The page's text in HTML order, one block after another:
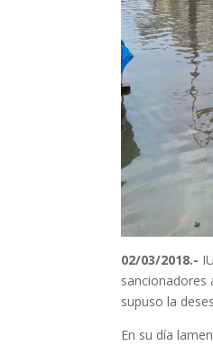
02/03/2018.-
sancionadores
supuso la
En su día